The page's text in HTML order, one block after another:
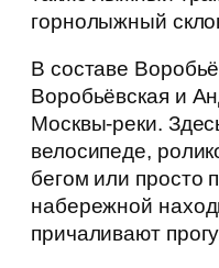
горнолыжный
В составе
Воробьёвская и
Москвы-реки.
велосипеде,
бегом или просто
набережной
причаливают